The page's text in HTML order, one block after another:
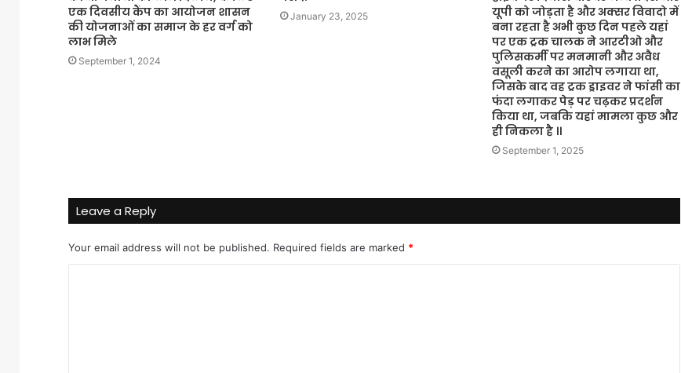
एक दिवसीय कैंप का आयोजन शासन
की योजनाओं का समाज के हर वर्ग को
लाभ मिले
September 1, 2024
January 23, 2025
यूपी को जोड़ता है और अक्सर विवादो में
बना रहता है अभी कुछ दिन पहले यहां
पर एक ट्रक चालक ने आरटीओ और
पुलिसकर्मी पर मनमानी और अवैध
वसूली करने का आरोप लगाया था,
जिसके बाद वह ट्रक ड्राइवर ने फांसी का
फंदा लगाकर पेड़ पर चढ़कर प्रदर्शन
किया था, जबकि यहां मामला कुछ और
ही निकला है ।।
September 1, 2025
Leave a Reply
Your email address will not be published. Required fields are marked *